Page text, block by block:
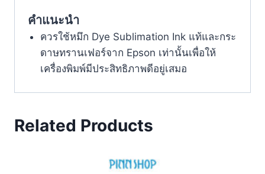
คำแนะนำ
ควรใช้หมึก Dye Sublimation Ink แท้และกระ
ดาษทรานเฟอร์จาก Epson เท่านั้นเพื่อให้
เครื่องพิมพ์มีประสิทธิภาพดีอยู่เสมอ
Related Products